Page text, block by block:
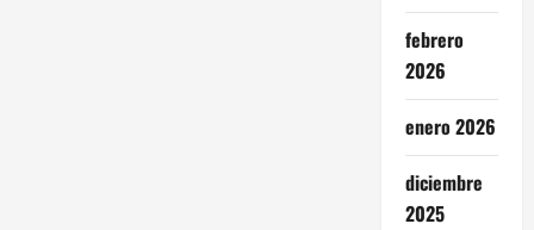
febrero
2026
enero 2026
diciembre
2025